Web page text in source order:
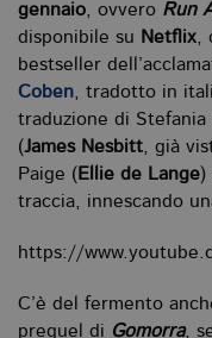
gennaio, ovvero Run
disponibile su Netflix,
bestseller
Coben, tradotto in
traduzione di
(James Nesbitt, già
Paige ( Ellie de Lange)
traccia, innescando
https://
C’è del fermento
prequel di Gomorra,